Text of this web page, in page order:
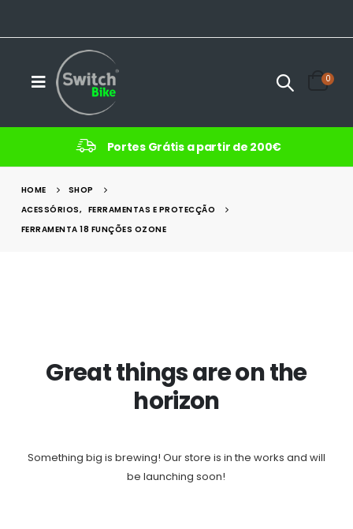
0
Portes Grátis a partir de 200€
HOME
SHOP
ACESSÓRIOS, FERRAMENTAS E PROTECÇÃO
FERRAMENTA 18 FUNÇÕES OZONE
Great things are on the
horizon
Something big is brewing! Our store is in the works and will
be launching soon!